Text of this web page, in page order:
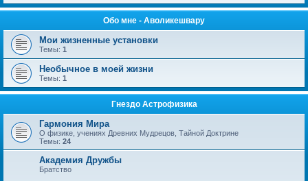
Обо мне - Аволикешвару
Мои жизненные установки
Темы: 1
Необычное в моей жизни
Темы: 1
Гнездо Астрофизика
Гармония Мира
О физике, учениях Древних Мудрецов, Тайной Доктрине
Темы: 24
Академия Дружбы
Братство